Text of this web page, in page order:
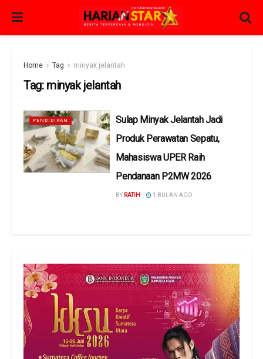
Home Tag minyak jelantah
Tag: minyak jelantah
PENDIDIKAN
Sulap Minyak Jelantah Jadi
Produk Perawatan Sepatu,
Mahasiswa UPER Raih
Pendanaan P2MW 2026
BY RATIH 1 BULAN AGO